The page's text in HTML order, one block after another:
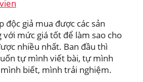
độc giả mua được các sản
với mức giá tốt để làm sao cho
nhiều nhất. Ban đầu thì
tự mình viết bài, tự mình
biết, mình trải nghiệm.